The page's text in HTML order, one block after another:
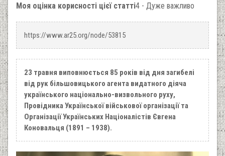
Моя оцінка корисності цієї статті4 - Дуже важливо
https://www.ar25.org/node/53815
23 травня виповнюється 85 років від дня загибелі
від рук більшовицького агента видатного діяча
українського національно-визвольного руху,
Провідника Української військової організації та
Організації Українських Націоналістів Євгена
Коновальця (1891 – 1938).